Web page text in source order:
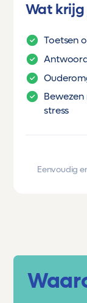
Wat
Toetsen
stress
Eenvoudig